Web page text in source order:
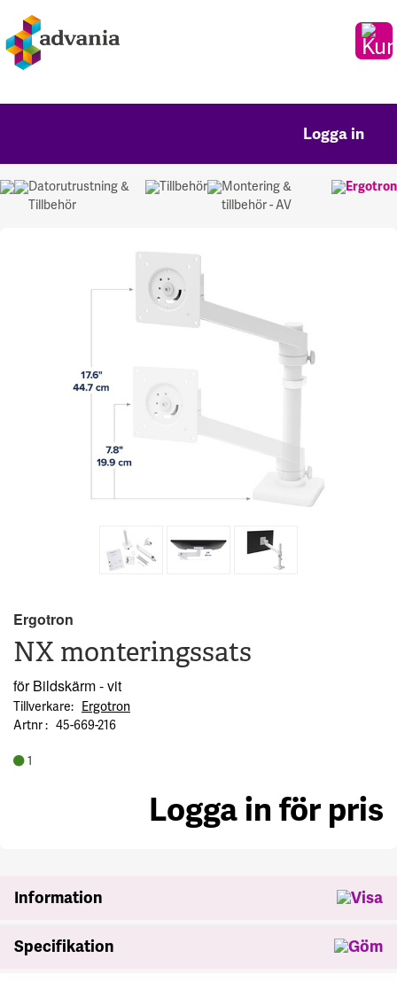
Logga in
Datorutrustning &
Tillbehör
Tillbehör
Montering &
tillbehör - AV
Ergotron
Ergotron
NX monteringssats
för Bildskärm - vit
Tillverkare
Ergotron
Artnr
45-669-216
1
Logga in för pris
Information
Specifikation